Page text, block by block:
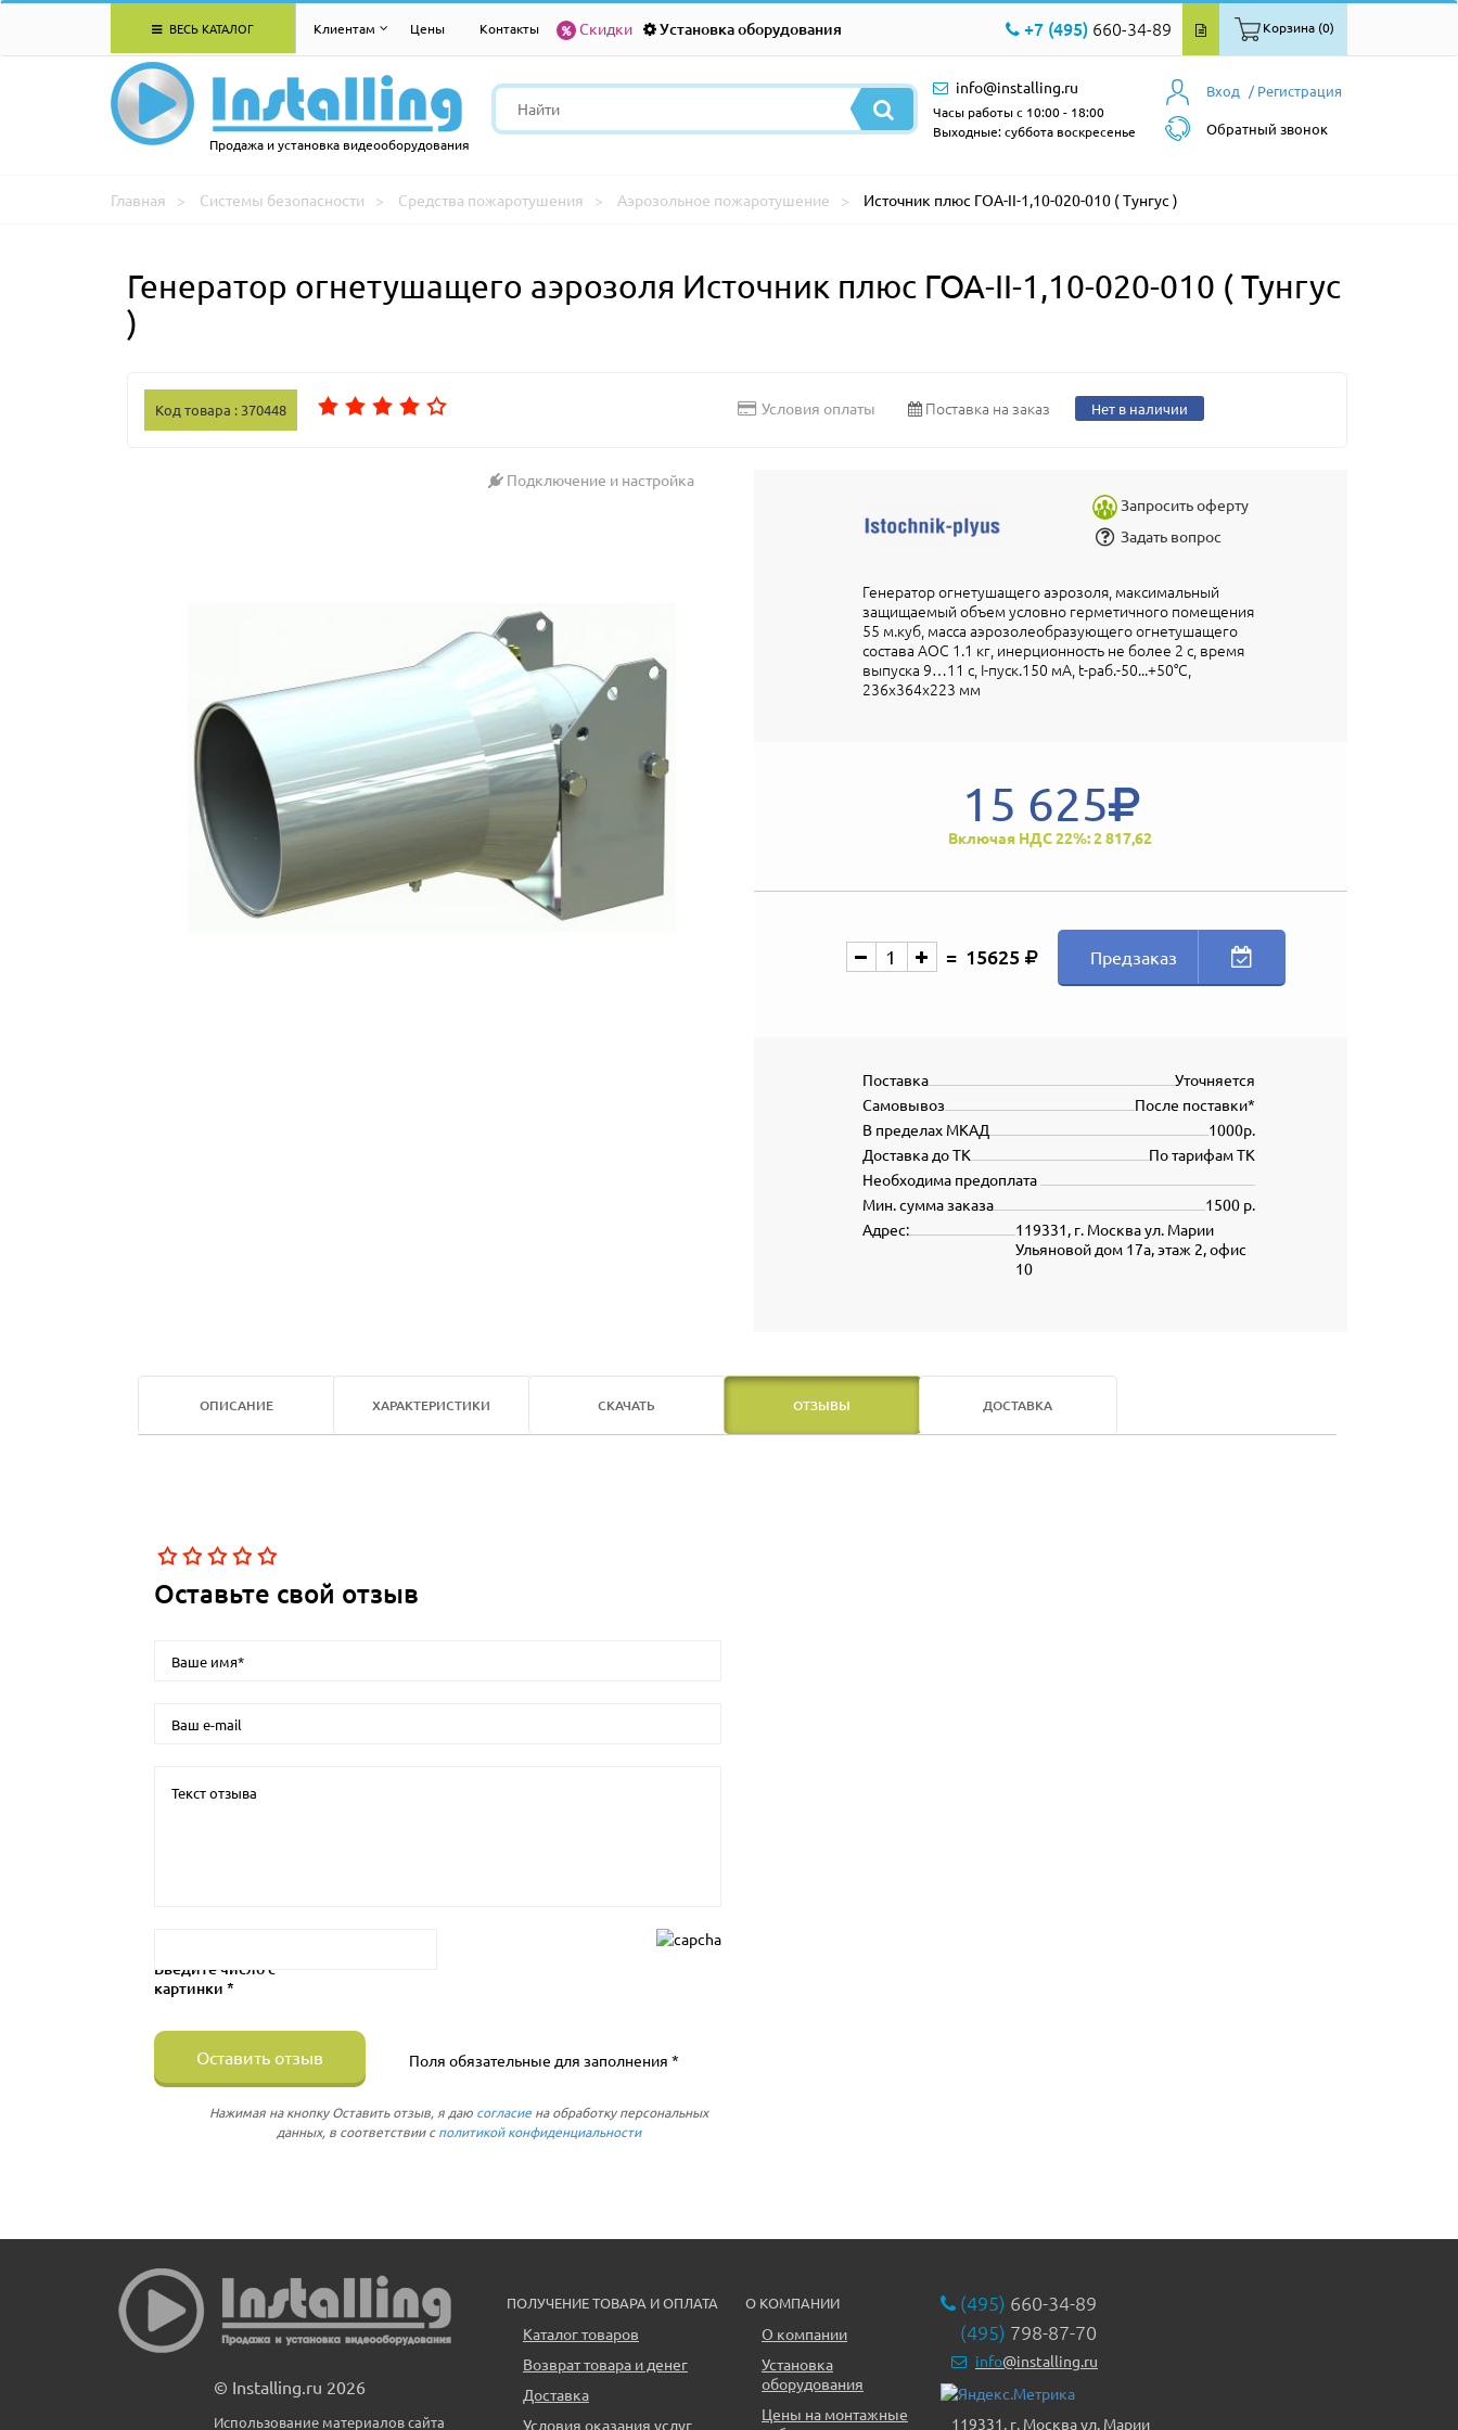
ВЕСЬ КАТАЛОГ Клиентам Цены Контакты Скидки Установка оборудования +7 (495) 660-34-89 Корзина (0)
Продажа и установка видеооборудования
Вход / Регистрация
Обратный звонок
info@installing.ru
Часы работы с 10:00 - 18:00
Выходные: суббота воскресенье
Главная Системы безопасности Средства пожаротушения Аэрозольное пожаротушение Источник плюс ГОА-II-1,10-020-010 ( Тунгус )
Генератор огнетушащего аэрозоля Источник плюс ГОА-II-1,10-020-010 ( Тунгус
)
Код товара : 370448 Условия оплаты Поставка на заказ Нет в наличии
Подключение и настройка
Запросить оферту
Задать вопрос
Генератор огнетушащего аэрозоля, максимальный
защищаемый объем условно герметичного помещения
55 м.куб, масса аэрозолеобразующего огнетушащего
состава АОС 1.1 кг, инерционность не более 2 с, время
выпуска 9…11 с, I-пуск.150 мА, t-раб.-50...+50°С,
236х364х223 мм
15 625
Включая НДС 22%: 2 817,62
15625 Предзаказ
Уточняется
Поставка
После поставки*
Самовывоз
1000р.
В пределах МКАД
По тарифам ТК
Доставка до ТК
Необходима предоплата
1500 р.
Мин. сумма заказа
119331, г. Москва ул. Марии
Ульяновой дом 17а, этаж 2, офис
10
Адрес:
ОПИСАНИЕ ХАРАКТЕРИСТИКИ СКАЧАТЬ ОТЗЫВЫ ДОСТАВКА
Оставьте свой отзыв
Введите число с
картинки *
Оставить отзыв Поля обязательные для заполнения *
Нажимая на кнопку Оставить отзыв, я даю согласие на обработку персональных
данных, в соответствии сполитикой конфиденциальности
© Installing.ru 2026
Использование материалов сайта
ПОЛУЧЕНИЕ ТОВАРА И ОПЛАТА
Каталог товаров
Возврат товара и денег
Доставка
Условия оказания услуг
О КОМПАНИИ
О компании
Установка
оборудования
Цены на монтажные
(495) 660-34-89
(495) 798-87-70
info@installing.ru
119331, г. Москва ул. Марии